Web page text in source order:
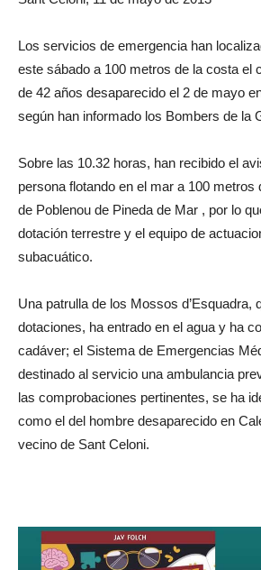
Los servicios de emergencia han
este sábado a 100 metros de la costa el
de 42 años desaparecido el 2 de mayo
según han informado los Bombers de la
Sobre las 10.32 horas, han recibido el
persona flotando en el mar a 100 metros
de Poblenou de Pineda de Mar , por lo
dotación terrestre y el equipo de
subacuático.
Una patrulla de los Mossos d’Esquadra,
dotaciones, ha entrado en el agua y ha
cadáver; el Sistema de Emergencias
destinado al servicio una ambulancia
las comprobaciones pertinentes, se ha
como el del hombre desaparecido en
vecino de Sant Celoni.